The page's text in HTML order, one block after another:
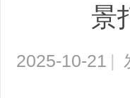
景
2025-10-21 |